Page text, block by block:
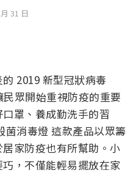
31 日
2019 新型冠狀病毒
民眾開始重視防疫的重要
罩、養成勤洗手的習
菌消毒燈 這款產品以眾籌
家防疫也有所幫助。小
，不僅能輕易擺放在家